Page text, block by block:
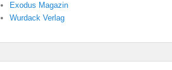
Exodus Magazin
Wurdack Verlag